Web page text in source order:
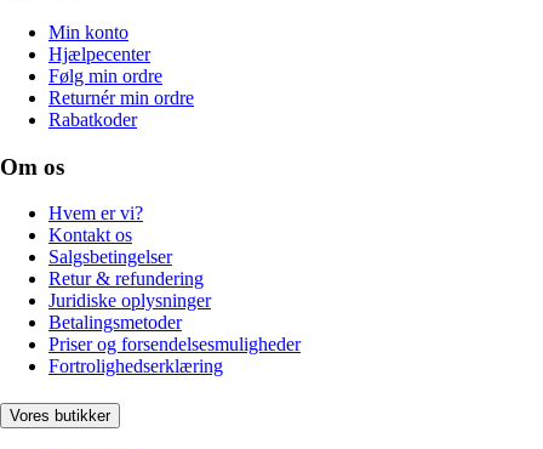
Min konto
Hjælpecenter
Følg min ordre
Returnér min ordre
Rabatkoder
Om os
Hvem er vi?
Kontakt os
Salgsbetingelser
Retur & refundering
Juridiske oplysninger
Betalingsmetoder
Priser og forsendelsesmuligheder
Fortrolighedserklæring
Vores butikker